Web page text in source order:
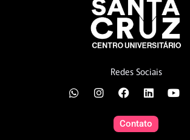
Redes Sociais
Contato